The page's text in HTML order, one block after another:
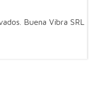
Buena Vibra SRL